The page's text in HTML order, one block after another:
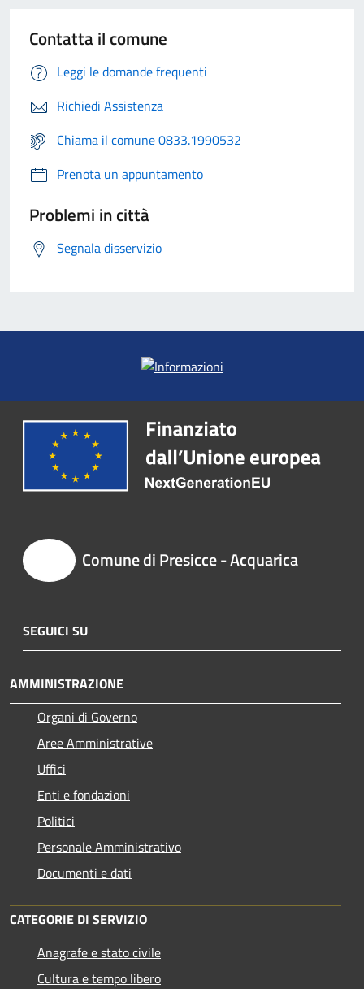
Contatta il comune
Leggi le domande frequenti
Richiedi Assistenza
Chiama il comune 0833.1990532
Prenota un appuntamento
Problemi in città
Segnala disservizio
Comune di Presicce - Acquarica
SEGUICI SU
AMMINISTRAZIONE
Organi di Governo
Aree Amministrative
Uffici
Enti e fondazioni
Politici
Personale Amministrativo
Documenti e dati
CATEGORIE DI SERVIZIO
Anagrafe e stato civile
Cultura e tempo libero